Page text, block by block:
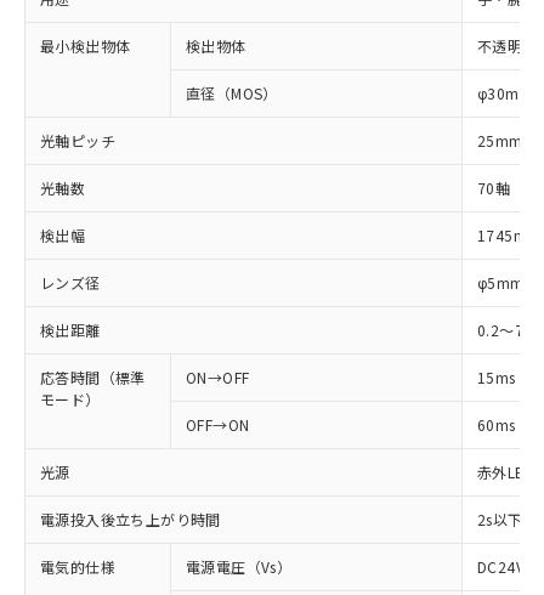
最小検出物体 検出物体 不透明体
直径（MOS） φ30mm
光軸ピッチ 25mm
光軸数 70軸
検出幅 1745mm
レンズ径 φ5mm
検出距離 0.2～7m
応答時間（標準
モード）
ON→OFF 15ms
OFF→ON 60ms
光源 赤外LED
電源投入後立ち上がり時間 2s以下(
電気的仕様 電源電圧（Vs）